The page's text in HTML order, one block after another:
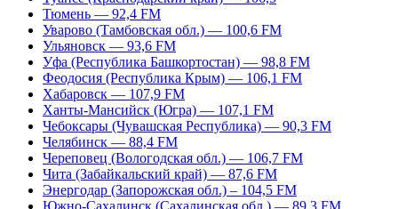
Тюмень — 92,4 FM
Уварово (Тамбовская обл.) — 100,6 FM
Ульяновск — 93,6 FM
Уфа (Республика Башкортостан) — 98,8 FM
Феодосия (Республика Крым) — 106,1 FM
Хабаровск — 107,9 FM
Ханты-Мансийск (Югра) — 107,1 FM
Чебоксары (Чувашская Республика) — 90,3 FM
Челябинск — 88,4 FM
Череповец (Вологодская обл.) — 106,7 FM
Чита (Забайкальский край) — 87,6 FM
Энергодар (Запорожская обл.) – 104,5 FM
Южно-Сахалинск (Сахалинская обл.) — 89,3 FM